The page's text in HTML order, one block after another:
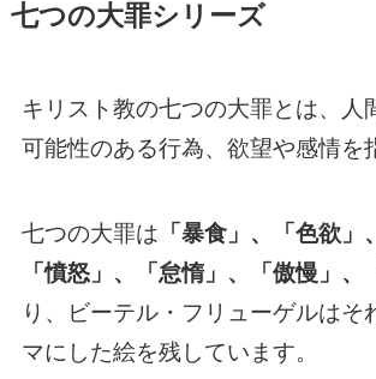
七つの大罪シリーズ
キリスト教の七つの大罪とは、人
可能性のある行為、欲望や感情を
七つの大罪は 「暴食」、「色欲」
「憤怒」、「怠惰」、「傲慢」、
り、ビーテル・フリューゲルはそ
マにした絵を残しています。